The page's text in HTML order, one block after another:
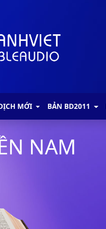
MỚI BẢN BD2011
NAM